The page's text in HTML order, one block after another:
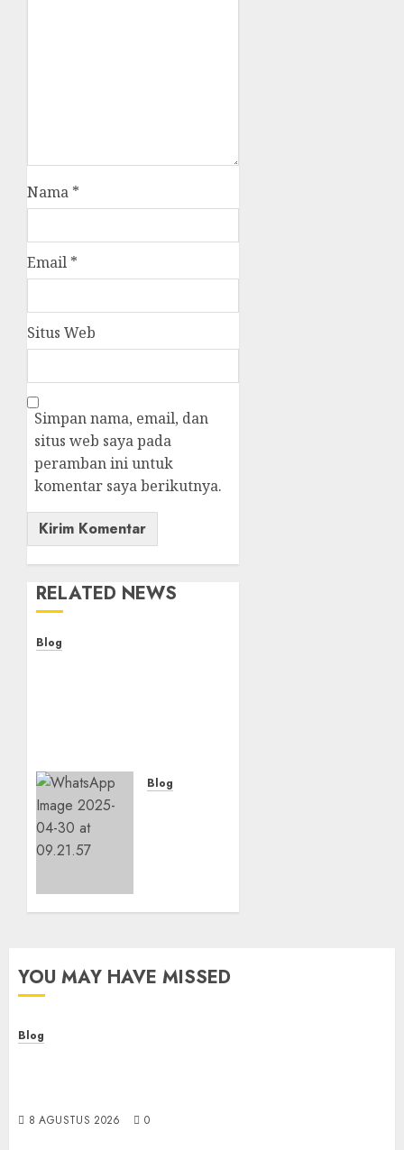
Nama *
Email *
Situs Web
Simpan nama, email, dan
situs web saya pada
peramban ini untuk
komentar saya berikutnya.
RELATED NEWS
Blog
Blog
YOU MAY HAVE MISSED
Blog
8 AGUSTUS 2026 0